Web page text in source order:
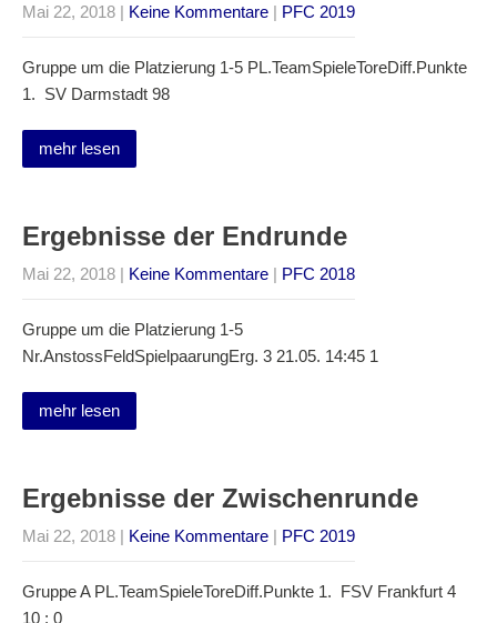
Mai 22, 2018 | Keine Kommentare | PFC 2019
Gruppe um die Platzierung 1-5 PL.TeamSpieleToreDiff.Punkte
1. SV Darmstadt 98
mehr lesen
Ergebnisse der Endrunde
Mai 22, 2018 | Keine Kommentare | PFC 2018
Gruppe um die Platzierung 1-5
Nr.AnstossFeldSpielpaarungErg. 3 21.05. 14:45 1
mehr lesen
Ergebnisse der Zwischenrunde
Mai 22, 2018 | Keine Kommentare | PFC 2019
Gruppe A PL.TeamSpieleToreDiff.Punkte 1. FSV Frankfurt 4
10 : 0